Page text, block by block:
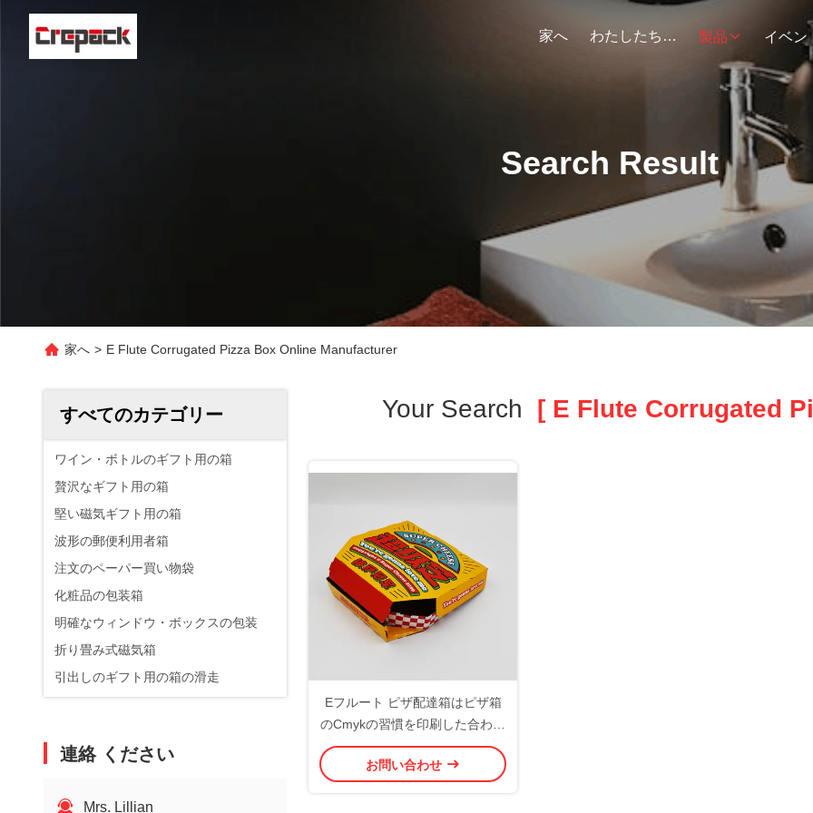
家へ わたしたち に つい て 製品 イベン
Search Result
家へ > E Flute Corrugated Pizza Box Online Manufacturer
すべてのカテゴリー
ワイン・ボトルのギフト用の箱
贅沢なギフト用の箱
堅い磁気ギフト用の箱
波形の郵便利用者箱
注文のペーパー買い物袋
化粧品の包装箱
明確なウィンドウ・ボックスの包装
折り畳み式磁気箱
引出しのギフト用の箱の滑走
連絡 ください
Mrs. Lillian
Your Search [ E Flute Corrugated
Eフルート ピザ配達箱はピザ箱
のCmykの習慣を印刷した合わせ
たfoold配達箱を波形を付けた
お問い合わせ